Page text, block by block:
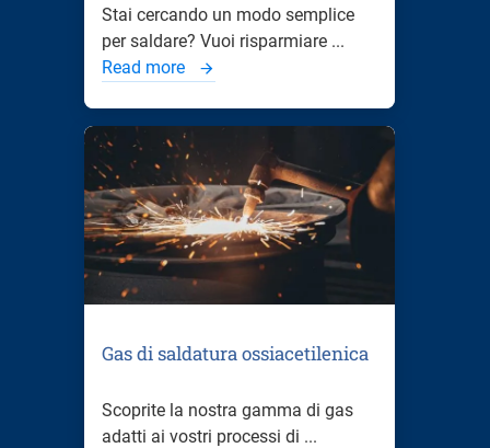
Stai cercando un modo semplice
per saldare? Vuoi risparmiare ...
Read more
Gas di saldatura ossiacetilenica
Scoprite la nostra gamma di gas
adatti ai vostri processi di ...